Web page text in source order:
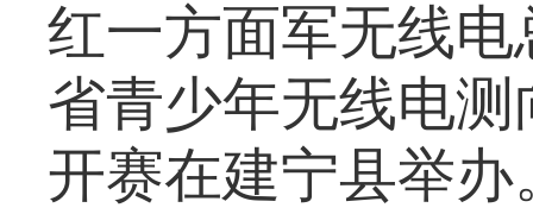
红一方面军无线电
省青少年无线电
开赛在建宁县举